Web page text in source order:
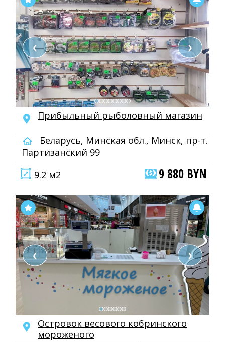
❮ ❯
Прибыльный рыболовный магазин
Беларусь, Минская обл., Минск, пр-т.
Партизанский 99
9.2 м2
9 880 BYN
❮ ❯
Островок весового кобринского
мороженого